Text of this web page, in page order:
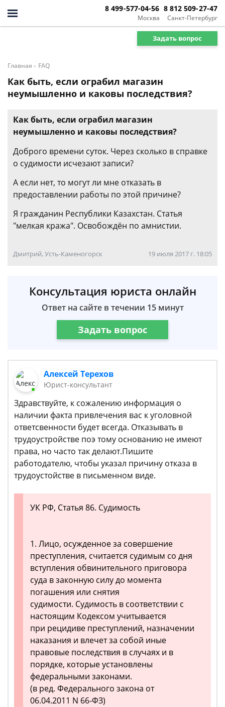
Москва
8 499-577-04-56
Санкт-Петербург
8 812 509-27-47
Задать вопрос
Главная - FAQ
Как быть, если ограбил магазин
неумышленно и каковы последствия?
Как быть, если ограбил магазин
неумышленно и каковы последствия?
Доброго времени суток. Через сколько в справке
о судимости исчезают записи?
А если нет, то могут ли мне отказать в
предоставлении работы по этой причине?
Я гражданин Республики Казахстан. Статья
"мелкая кража". Освобождён по амнистии.
Дмитрий, Усть-Каменогорск 19 июля 2017 г. 18:05
Консультация юриста онлайн
Ответ на сайте в течении 15 минут
Задать вопрос
Алексей Терехов
Юрист-консультант
Здравствуйте, к сожалению информация о
наличии факта привлечения вас к уголовной
ответсвенности будет всегда. Отказывать в
трудоустройстве поэ тому основанию не имеют
права, но часто так делают.Пишите
работодателю, чтобы указал причину отказа в
трудоустойстве в письменном виде.
УК РФ, Статья 86. Судимость
1. Лицо, осужденное за совершение
преступления, считается судимым со дня
вступления обвинительного приговора
суда в законную силу до момента
погашения или снятия
судимости. Судимость в соответствии с
настоящим Кодексом учитывается
при рецидиве преступлений, назначении
наказания и влечет за собой иные
правовые последствия в случаях и в
порядке, которые установлены
федеральными законами.
(в ред. Федерального закона от
06.04.2011 N 66-ФЗ)